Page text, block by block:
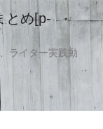
とめ[p-
ライター実践動